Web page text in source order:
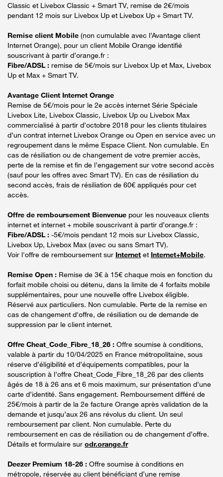
Classic et Livebox Classic + Smart TV, remise de 2€/mois
pendant 12 mois sur Livebox Up et Livebox Up + Smart TV.
Remise client Mobile (non cumulable avec l’Avantage client
Internet Orange), pour un client Mobile Orange identifié
souscrivant à partir d’orange.fr :
Fibre/ADSL : remise de 5€/mois sur Livebox Up et Max, Livebox
Up et Max + Smart TV.
Avantage Client Internet Orange
Remise de 5€/mois pour le 2e accès internet Série Spéciale
Livebox Lite, Livebox Classic, Livebox Up ou Livebox Max
commercialisé à partir d’octobre 2018 pour les clients titulaires
d’un contrat internet Livebox Orange ou Open en service avec un
regroupement dans le même Espace Client. Non cumulable. En
cas de résiliation ou de changement de votre premier accès,
perte de la remise et fin de l’engagement sur votre second accès
(sauf pour les offres avec Smart TV). En cas de résiliation du
second accès, frais de résiliation de 60€ appliqués pour cet
accès.
Offre de remboursement Bienvenue pour les nouveaux clients
internet et internet + mobile souscrivant à partir d’orange.fr :
Fibre/ADSL : -5€/mois pendant 12 mois sur Livebox Classic,
Livebox Up, Livebox Max (avec ou sans Smart TV).
Voir l'offre de remboursement sur Internet et Internet+Mobile.
Remise Open : Remise de 3€ à 15€ chaque mois en fonction du
forfait mobile choisi ou détenu, dans la limite de 4 forfaits mobile
supplémentaires, pour une nouvelle offre Livebox éligible.
Réservé aux particuliers. Non cumulable. Perte de la remise en
cas de changement d'offre, de résiliation ou de demande de
suppression par le client internet.
Offre Cheat_Code_Fibre_18_26 : Offre soumise à conditions,
valable à partir du 10/04/2025 en France métropolitaine, sous
réserve d’éligibilité et d’équipements compatibles, pour la
souscription à l’offre Cheat_Code_Fibre_18_26 par des clients
âgés de 18 à 26 ans et 6 mois maximum, sur présentation d’une
carte d’identité. Sans engagement. Remboursement différé de
25€/mois à partir de la 2e facture Orange après validation de la
demande et jusqu’aux 26 ans révolus du client. Un seul
remboursement par client. Non cumulable. Perte du
remboursement en cas de résiliation ou de changement d’offre.
Détails et formulaire sur odr.orange.fr
Deezer Premium 18-26 : Offre soumise à conditions en
métropole, réservée au client bénéficiant d’une remise